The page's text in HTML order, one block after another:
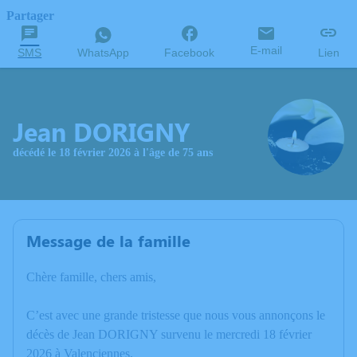
Partager
SMS WhatsApp Facebook E-mail Lien
Jean DORIGNY
décédé le 18 février 2026 à l'âge de 75 ans
Message de la famille
Chère famille, chers amis,
C’est avec une grande tristesse que nous vous annonçons le
décès de Jean DORIGNY survenu le mercredi 18 février
2026 à Valenciennes.